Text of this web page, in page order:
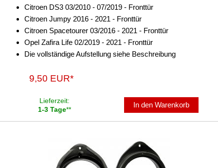
Citroen DS3 03/2010 - 07/2019 - Fronttür
Citroen Jumpy 2016 - 2021 - Fronttür
Citroen Spacetourer 03/2016 - 2021 - Fronttür
Opel Zafira Life 02/2019 - 2021 - Fronttür
Die vollständige Aufstellung siehe Beschreibung
9,50 EUR*
Lieferzeit:
1-3 Tage**
In den Warenkorb